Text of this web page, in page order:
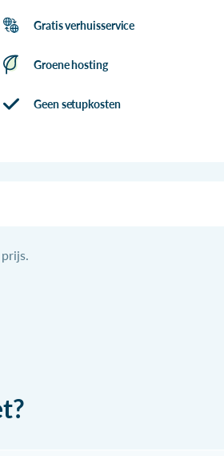
Gratis verhuisservice
Groene hosting
Geen setupkosten